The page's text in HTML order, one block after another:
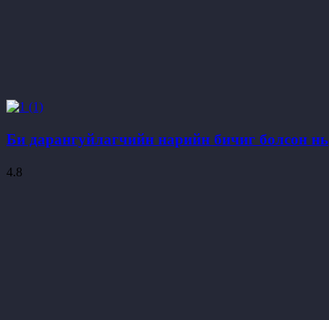
Би дарангуйлагчийн нарийн бичиг болсон нь
4.8